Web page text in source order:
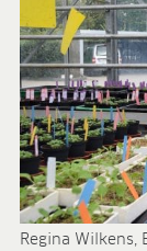
Regina Wilkens,